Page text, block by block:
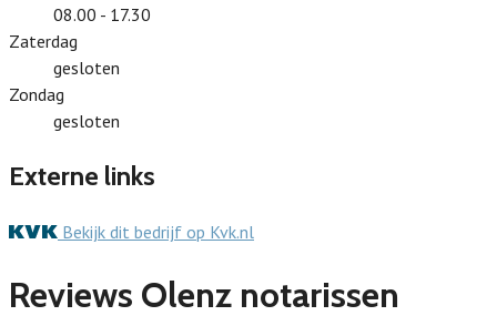
08.00 - 17.30
Zaterdag
gesloten
Zondag
gesloten
Externe links
Bekijk dit bedrijf op Kvk.nl
Reviews Olenz notarissen